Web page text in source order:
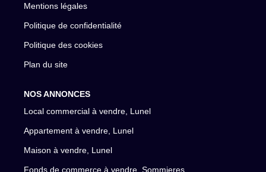
Mentions légales
Politique de confidentialité
Politique des cookies
Plan du site
NOS ANNONCES
Local commercial à vendre, Lunel
Appartement à vendre, Lunel
Maison à vendre, Lunel
Fonds de commerce à vendre, Sommieres